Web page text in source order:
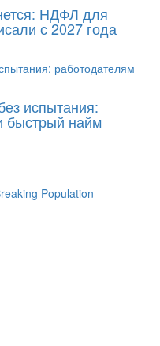
НДФЛ для
с 2027 года
испытания:
быстрый найм
Population